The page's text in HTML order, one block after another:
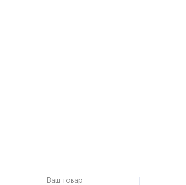
Ваш товар